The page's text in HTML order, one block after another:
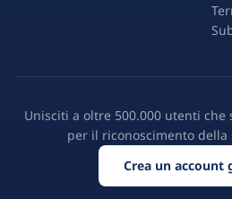
Unisciti a oltre 500.000 utenti che
per il riconoscimento
Crea un account